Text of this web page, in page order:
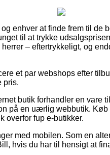
enhver at finde frem til de
til at trykke
– eftertrykkeligt, og
et par webshops efter
pris.
butik forhandler en vare
på en uærlig webbutik. Køb
overfor fup e-butikker.
med mobilen. Som en
hvis du har til hensigt at